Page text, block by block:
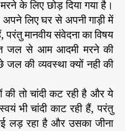
के लिए छोड़ दिया गया है।
अपने लिए घर से अपनी गाड़ी में
मानवीय संवेदना का विषय
जल से आम आदमी मरने की
जल की व्यवस्था क्यों नही की
तो चांदी कट रही है और ये
भी चांदी काट रही हैं, परंतु
लड़ रहा है और उसका जीना